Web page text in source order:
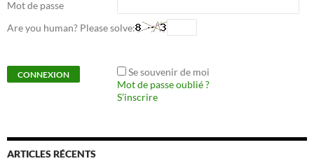
Mot de passe
Are you human? Please solve:
Se souvenir de moi
Mot de passe oublié ?
S’inscrire
ARTICLES RÉCENTS